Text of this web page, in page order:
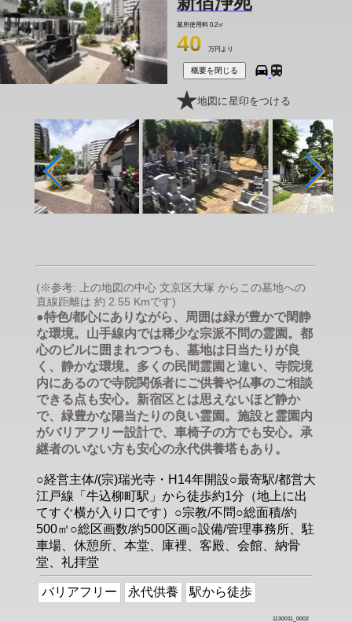
墓所使用料 0.2㎡
40 万円より
概要を閉じる
地図に星印をつける
(※参考: 上の地図の中心 文京区大塚 からこの墓地への
直線距離は 約 2.55 Kmです)
●特色/都心にありながら、周囲は緑が豊かで閑静
な環境。山手線内では稀少な宗派不問の霊園。都
心のビルに囲まれつつも、墓地は日当たりが良
く、静かな環境。多くの民間霊園と違い、寺院境
内にあるので寺院関係者にご供養や仏事のご相談
できる点も安心。新宿区とは思えないほど静か
で、緑豊かな陽当たりの良い霊園。施設と霊園内
がバリアフリー設計で、車椅子の方でも安心。承
継者のいない方も安心の永代供養塔もあり。
○経営主体/(宗)瑞光寺・H14年開設○最寄駅/都営大
江戸線「牛込柳町駅」から徒歩約1分（地上に出
てすぐ横が入り口です）○宗教/不問○総面積/約
500㎡○総区画数/約500区画○設備/管理事務所、駐
車場、休憩所、本堂、庫裡、客殿、会館、納骨
堂、礼拝堂
バリアフリー 永代供養 駅から徒歩
1130011_0002